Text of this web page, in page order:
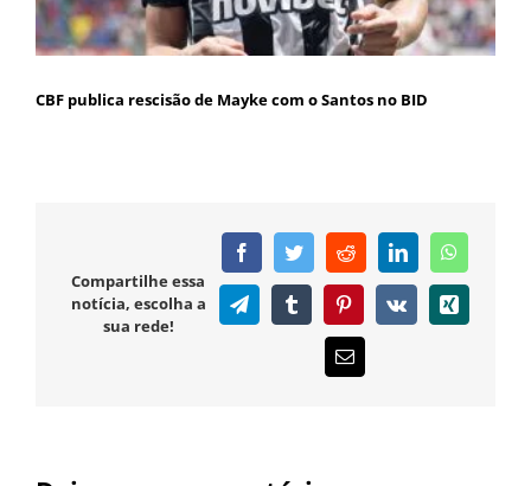
CBF publica rescisão de Mayke com o Santos no BID
Compartilhe essa
notícia, escolha a
sua rede!
FacebookTwitterRedditLinkedIn
TelegramTumblr PinterestVk Xing
E-
mail